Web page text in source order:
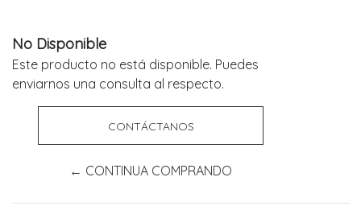
No Disponible
Este producto no está disponible. Puedes
enviarnos una consulta al respecto.
CONTÁCTANOS
← CONTINUA COMPRANDO